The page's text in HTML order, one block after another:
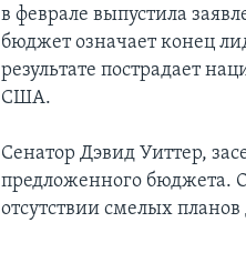
в феврале выпустила
бюджет означает конец
результате пострадает
США.
Сенатор Дэвид Уиттер,
предложенного бюджета.
отсутствии смелых